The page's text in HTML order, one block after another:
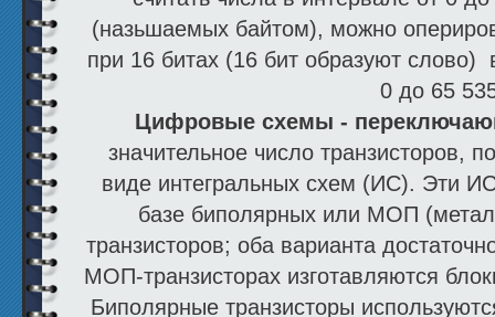
(назьшаемых байтом), можно
при 16 битах (16 бит образуют
0 до 65
Цифровые схемы -
значительное число транзисторов,
виде интегральных схем (ИС). Эти
базе биполярных или МОП
транзисторов; оба варианта
МОП-транзисторах изготавляются
Биполярные транзисторы